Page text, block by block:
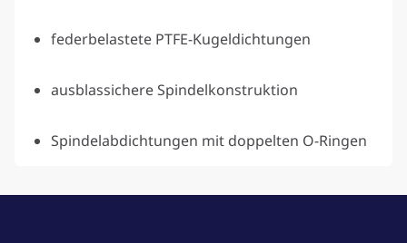
federbelastete PTFE-Kugeldichtungen
ausblassichere Spindelkonstruktion
Spindelabdichtungen mit doppelten O-Ringen